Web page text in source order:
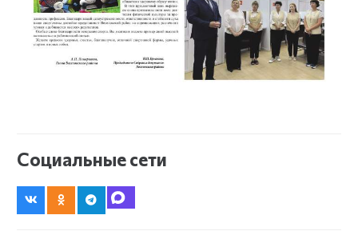
Социальные сети